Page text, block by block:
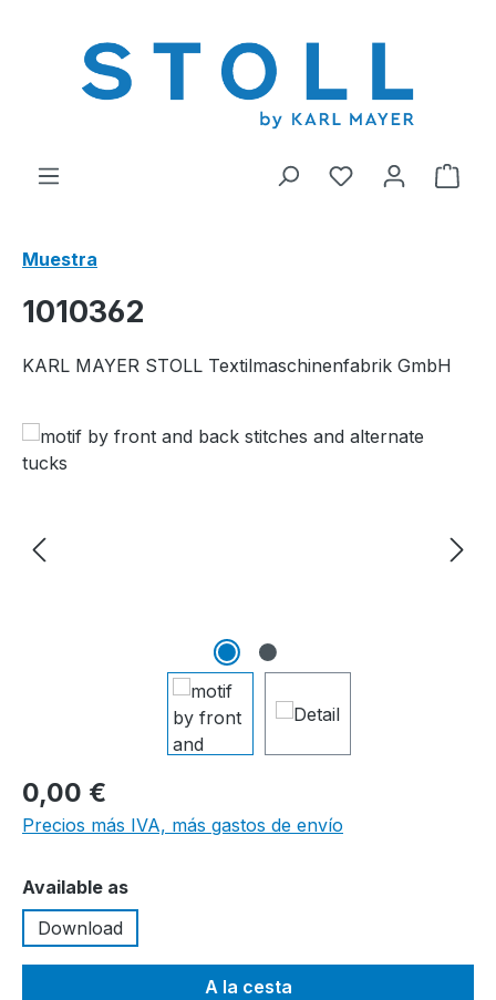
Tienes 0 El
Muestra
1010362
KARL MAYER STOLL Textilmaschinenfabrik GmbH
Omitir galería de imágenes
0,00 €
Precios más IVA, más gastos de envío
Seleccione
Available as
Download
A la cesta